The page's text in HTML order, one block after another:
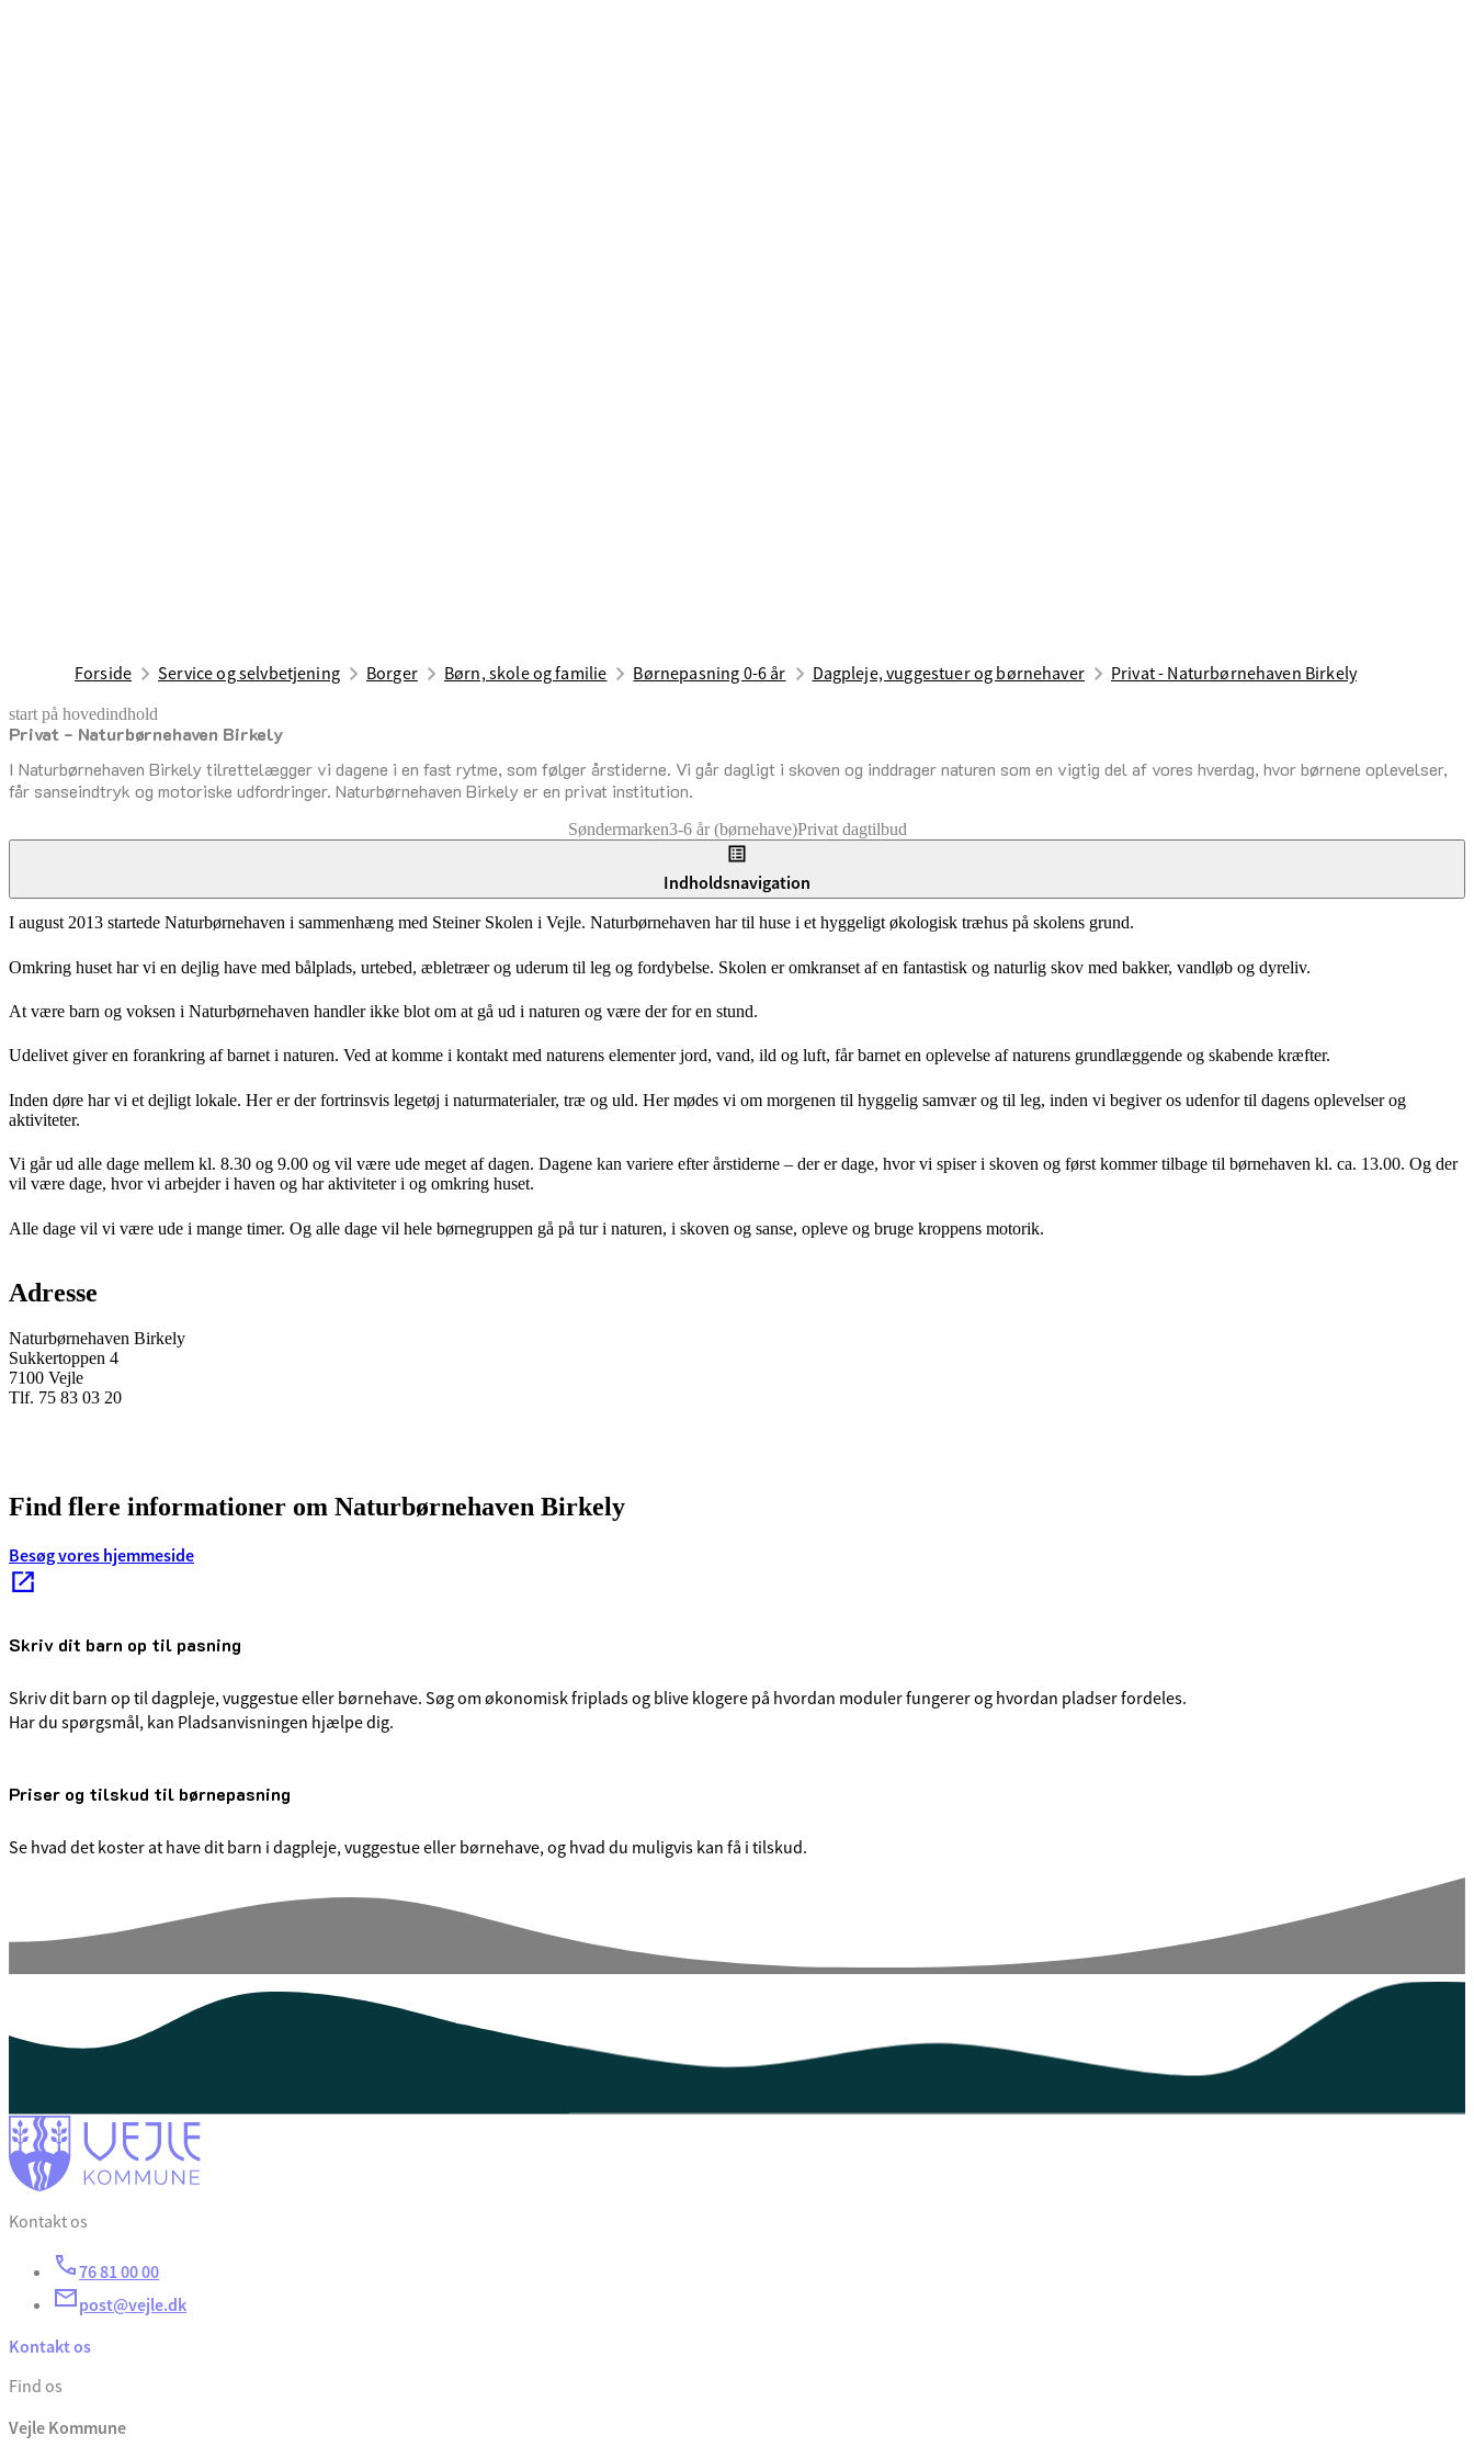
Forside Service og selvbetjening Borger Børn, skole og familie Børnepasning 0-6 år Dagpleje, vuggestuer og børnehaver Privat - Naturbørnehaven Birkely
start på hovedindhold
Privat - Naturbørnehaven Birkely
I Naturbørnehaven Birkely tilrettelægger vi dagene i en fast rytme, som følger årstiderne. Vi går dagligt i skoven og inddrager naturen som en vigtig del af vores hverdag, hvor børnene oplevelser,
får sanseindtryk og motoriske udfordringer. Naturbørnehaven Birkely er en privat institution.
senest opdateret 17. februar 2026
Søndermarken3-6 år (børnehave)Privat dagtilbud
Indholdsnavigation
I august 2013 startede Naturbørnehaven i sammenhæng med Steiner Skolen i Vejle. Naturbørnehaven har til huse i et hyggeligt økologisk træhus på skolens grund.
Omkring huset har vi en dejlig have med bålplads, urtebed, æbletræer og uderum til leg og fordybelse. Skolen er omkranset af en fantastisk og naturlig skov med bakker, vandløb og dyreliv.
At være barn og voksen i Naturbørnehaven handler ikke blot om at gå ud i naturen og være der for en stund.
Udelivet giver en forankring af barnet i naturen. Ved at komme i kontakt med naturens elementer jord, vand, ild og luft, får barnet en oplevelse af naturens grundlæggende og skabende kræfter.
Inden døre har vi et dejligt lokale. Her er der fortrinsvis legetøj i naturmaterialer, træ og uld. Her mødes vi om morgenen til hyggelig samvær og til leg, inden vi begiver os udenfor til dagens oplevelser og
aktiviteter.
Vi går ud alle dage mellem kl. 8.30 og 9.00 og vil være ude meget af dagen. Dagene kan variere efter årstiderne – der er dage, hvor vi spiser i skoven og først kommer tilbage til børnehaven kl. ca. 13.00. Og der
vil være dage, hvor vi arbejder i haven og har aktiviteter i og omkring huset.
Alle dage vil vi være ude i mange timer. Og alle dage vil hele børnegruppen gå på tur i naturen, i skoven og sanse, opleve og bruge kroppens motorik.
Adresse
Naturbørnehaven Birkely
Sukkertoppen 4
7100 Vejle
Tlf. 75 83 03 20
Find flere informationer om Naturbørnehaven Birkely
Besøg vores hjemmeside
Skriv dit barn op til pasning
Skriv dit barn op til dagpleje, vuggestue eller børnehave. Søg om økonomisk friplads og blive klogere på hvordan moduler fungerer og hvordan pladser fordeles.
Har du spørgsmål, kan Pladsanvisningen hjælpe dig.
Priser og tilskud til børnepasning
Se hvad det koster at have dit barn i dagpleje, vuggestue eller børnehave, og hvad du muligvis kan få i tilskud.
Kontakt os
76 81 00 00
post@vejle.dk
Kontakt os
Find os
Vejle Kommune